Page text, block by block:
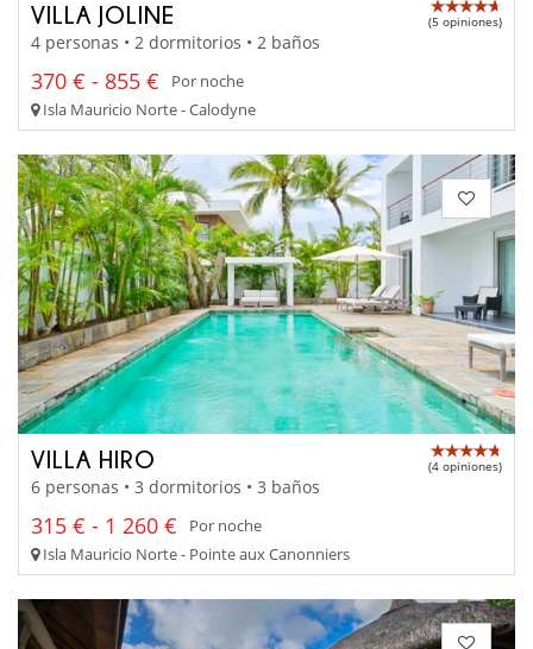
VILLA JOLINE (5 opiniones)
4 personas • 2 dormitorios • 2 baños
370 € - 855 €
Por noche
Isla Mauricio Norte - Calodyne
VILLA HIRO (4 opiniones)
6 personas • 3 dormitorios • 3 baños
315 € - 1 260 €
Por noche
Isla Mauricio Norte - Pointe aux Canonniers